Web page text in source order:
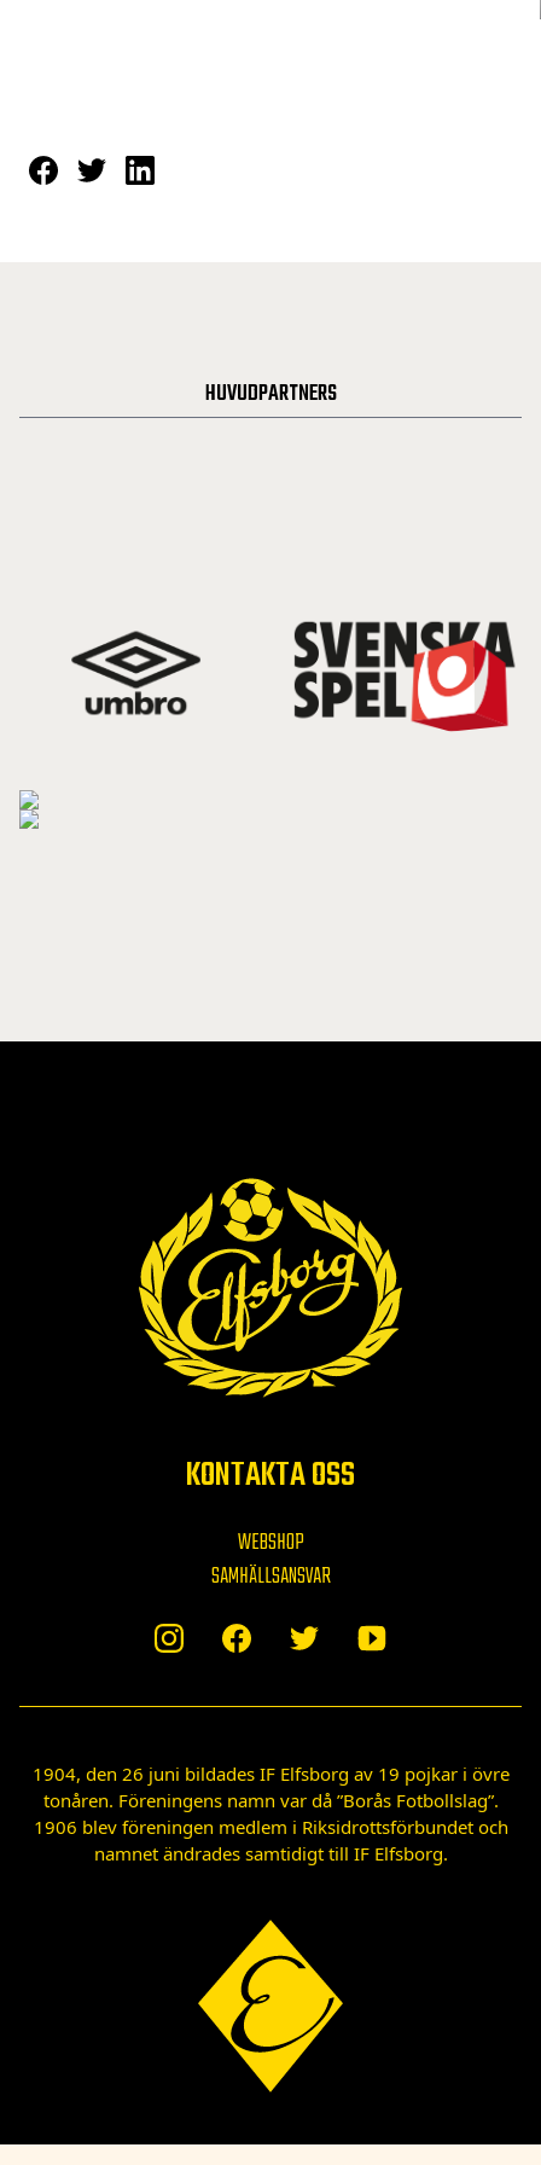
HUVUDPARTNERS
KONTAKTA OSS
WEBSHOP
SAMHÄLLSANSVAR
1904, den 26 juni bildades IF Elfsborg av 19 pojkar i övre
tonåren. Föreningens namn var då ”Borås Fotbollslag”.
1906 blev föreningen medlem i Riksidrottsförbundet och
namnet ändrades samtidigt till IF Elfsborg.